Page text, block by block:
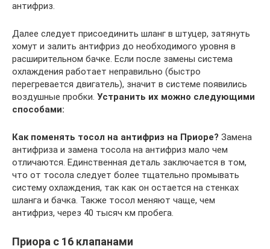
антифриз.
Далее следует присоединить шланг в штуцер, затянуть
хомут и залить антифриз до необходимого уровня в
расширительном бачке. Если после замены система
охлаждения работает неправильно (быстро
перегревается двигатель), значит в системе появились
воздушные пробки. Устранить их можно следующими
способами:
Как поменять тосол на антифриз на Приоре? Замена
антифриза и замена тосола на антифриз мало чем
отличаются. Единственная деталь заключается в том,
что от тосола следует более тщательно промывать
систему охлаждения, так как он остается на стенках
шланга и бачка. Также тосол меняют чаще, чем
антифриз, через 40 тысяч км пробега.
Приора с 16 клапанами